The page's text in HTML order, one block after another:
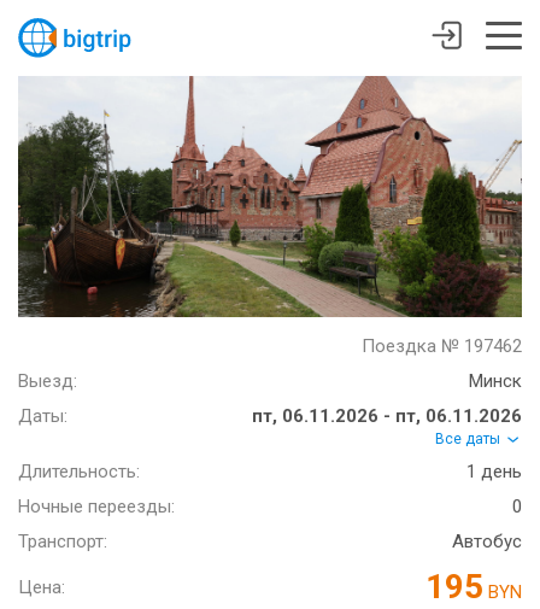
Поездка № 197462
Выезд:
Минск
Даты:
пт, 06.11.2026 - пт, 06.11.2026
Все даты
Длительность:
1 день
Ночные переезды:
0
Транспорт:
Автобус
Цена: 195 BYN